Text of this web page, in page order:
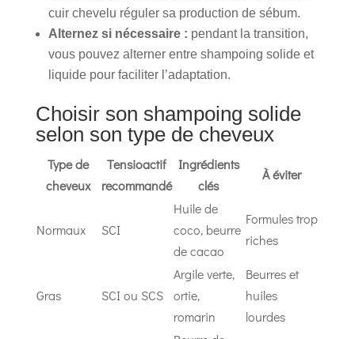
cuir chevelu réguler sa production de sébum.
Alternez si nécessaire : pendant la transition,
vous pouvez alterner entre shampoing solide et
liquide pour faciliter l’adaptation.
Choisir son shampoing solide
selon son type de cheveux
Type de
cheveux
Tensioactif
recommandé
Ingrédients
clés
À éviter
Normaux SCI
Huile de
coco, beurre
de cacao
Formules trop
riches
Gras SCI ou SCS
Argile verte,
ortie,
romarin
Beurres et
huiles
lourdes